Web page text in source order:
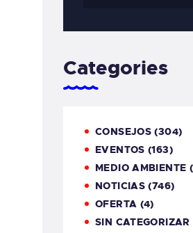
Categories
CONSEJOS (304)
EVENTOS (163)
MEDIO AMBIENTE
NOTICIAS (746)
OFERTA (4)
SIN CATEGORIZAR